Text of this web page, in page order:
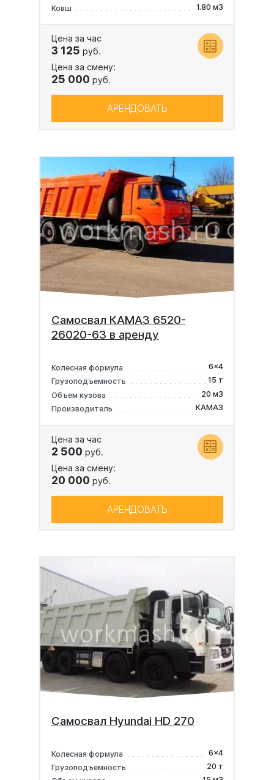
Ковш
1.80 м3
Цена за час
3 125 руб.
Цена за смену:
25 000 руб.
АРЕНДОВАТЬ
Самосвал КАМАЗ 6520-
26020-63 в аренду
Колесная формула
6x4
Грузоподъемность
15 т
Объем кузова
20 м3
Производитель
КАМАЗ
Цена за час
2 500 руб.
Цена за смену:
20 000 руб.
АРЕНДОВАТЬ
Самосвал Hyundai HD 270
Колесная формула
6x4
Грузоподъемность
20 т